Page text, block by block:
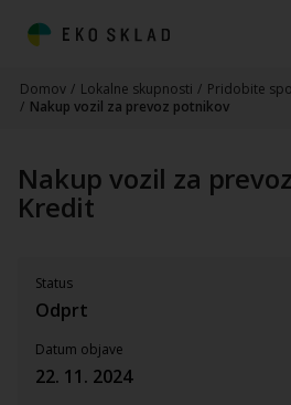
Domov / Lokalne skupnosti / Pridobite
/ Nakup vozil za prevoz potnikov
Nakup vozil za
Kredit
Status
Odprt
Datum objave
22. 11. 2024